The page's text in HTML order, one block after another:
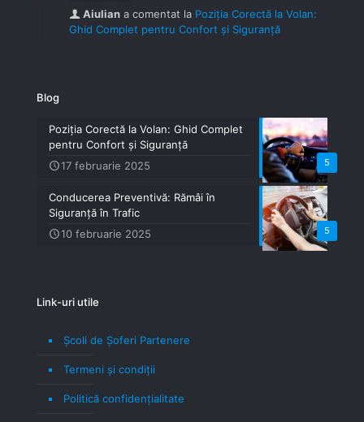
Aiulian a comentat la Poziția Corectă la Volan:
Ghid Complet pentru Confort și Siguranță
Blog
5
Poziția Corectă la Volan: Ghid Complet
pentru Confort și Siguranță
17 februarie 2025
5
Conducerea Preventivă: Rămâi în
Siguranță în Trafic
10 februarie 2025
Link-uri utile
Școli de Șoferi Partenere
Termeni şi condiţii
Politică confidenţialitate